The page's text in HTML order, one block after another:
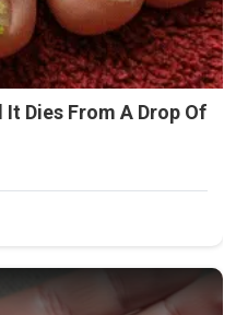
Dies From A Drop Of